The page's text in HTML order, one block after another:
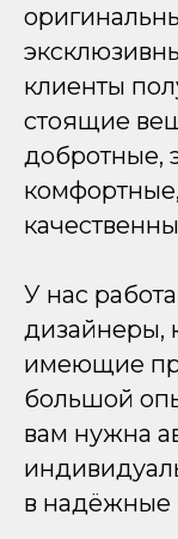
клиенты
стоящие
добротные,
У нас
дизайнеры,
имеющие
большой
вам нужна
в надёжные